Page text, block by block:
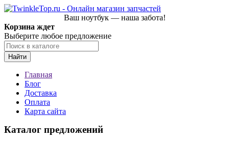
Ваш ноутбук — наша забота!
Корзина ждет
Выберите любое предложение
Найти
Главная
Блог
Доставка
Оплата
Карта сайта
Каталог предложений